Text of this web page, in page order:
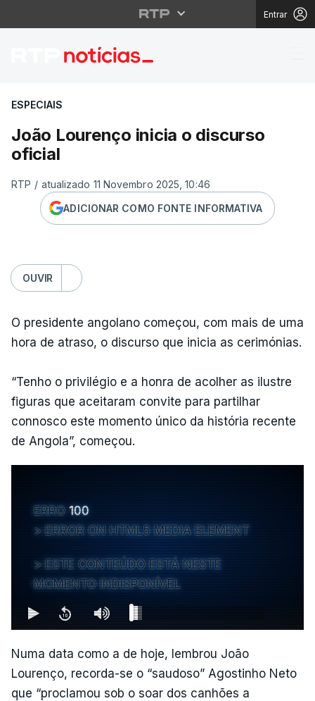
Entrar
João Lourenço inicia
ESPECIAIS
João Lourenço inicia o discurso
oficial
RTP / atualizado 11 Novembro 2025, 10:46
ADICIONAR COMO FONTE INFORMATIVA
OUVIR
O presidente angolano começou, com mais de uma
hora de atraso, o discurso que inicia as cerimónias.
“Tenho o privilégio e a honra de acolher as ilustre
figuras que aceitaram convite para partilhar
connosco este momento único da história recente
de Angola”, começou.
ERRO 100
ERROR ON HTML5 MEDIA ELEMENT
ESTE CONTEÚDO ESTÁ NESTE
MOMENTO INDISPONÍVEL
Numa data como a de hoje, lembrou João
Lourenço, recorda-se o “saudoso” Agostinho Neto
que “proclamou sob o soar dos canhões a